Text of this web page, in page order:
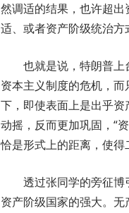
然调适的结果，也许超
适、或者资产阶级统治方
也就是说，特朗普
资本主义制度的危机，
下，即使表面上是出乎资
动摇，反而更加巩固，“
恰是形式上的距离，使
透过张同学的旁征
资产阶级国家的强大。